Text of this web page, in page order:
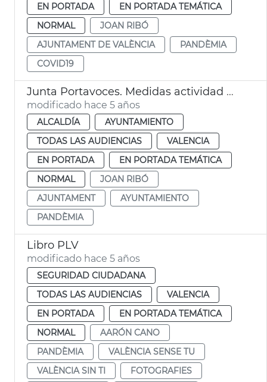
EN PORTADA
EN PORTADA TEMÁTICA
NORMAL
JOAN RIBÓ
AJUNTAMENT DE VALÈNCIA
PANDÈMIA
COVID19
Junta Portavoces. Medidas actividad municipal pandemia
modificado hace 5 años
ALCALDÍA
AYUNTAMIENTO
TODAS LAS AUDIENCIAS
VALENCIA
EN PORTADA
EN PORTADA TEMÁTICA
NORMAL
JOAN RIBÓ
AJUNTAMENT
AYUNTAMIENTO
PANDÈMIA
Libro PLV
modificado hace 5 años
SEGURIDAD CIUDADANA
TODAS LAS AUDIENCIAS
VALENCIA
EN PORTADA
EN PORTADA TEMÁTICA
NORMAL
AARÓN CANO
PANDÈMIA
VALÈNCIA SENSE TU
VALÈNCIA SIN TI
FOTOGRAFIES